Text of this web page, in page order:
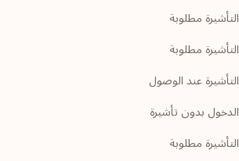
التأشيرة مطلوبة
التأشيرة مطلوبة
التأشيرة عند الوصول
الدخول بدون تأشيرة
التأشيرة مطلوبة